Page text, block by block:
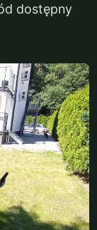
dostępny